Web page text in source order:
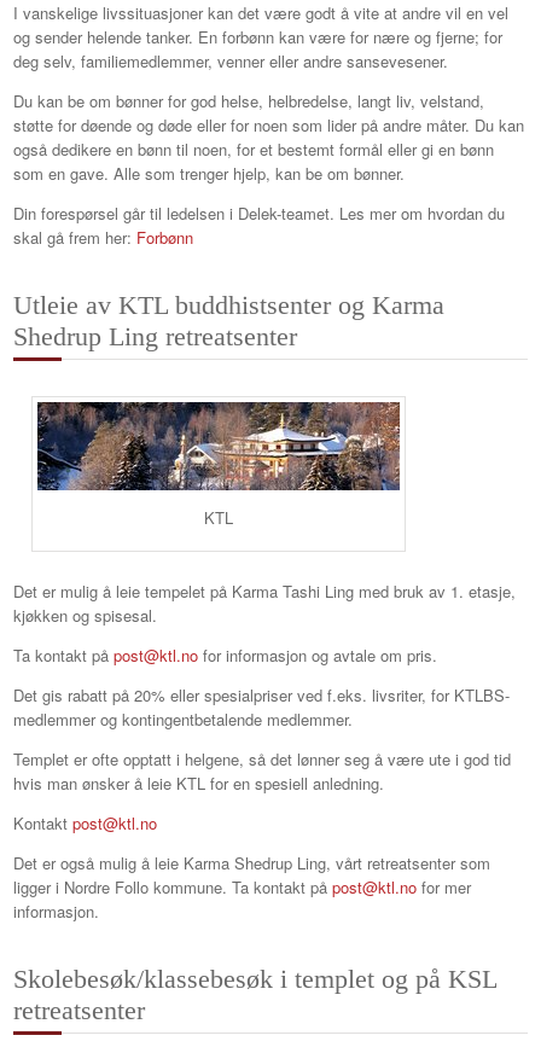
I vanskelige livssituasjoner kan det være godt å vite at andre vil en vel
og sender helende tanker. En forbønn kan være for nære og fjerne; for
deg selv, familiemedlemmer, venner eller andre sansevesener.
Du kan be om bønner for god helse, helbredelse, langt liv, velstand,
støtte for døende og døde eller for noen som lider på andre måter. Du kan
også dedikere en bønn til noen, for et bestemt formål eller gi en bønn
som en gave. Alle som trenger hjelp, kan be om bønner.
Din forespørsel går til ledelsen i Delek-teamet. Les mer om hvordan du
skal gå frem her: Forbønn
Utleie av KTL buddhistsenter og Karma
Shedrup Ling retreatsenter
KTL
Det er mulig å leie tempelet på Karma Tashi Ling med bruk av 1. etasje,
kjøkken og spisesal.
Ta kontakt påpost@ktl.no for informasjon og avtale om pris.
Det gis rabatt på 20% eller spesialpriser ved f.eks. livsriter, for KTLBS-
medlemmer og kontingentbetalende medlemmer.
Templet er ofte opptatt i helgene, så det lønner seg å være ute i god tid
hvis man ønsker å leie KTL for en spesiell anledning.
Kontaktpost@ktl.no
Det er også mulig å leie Karma Shedrup Ling, vårt retreatsenter som
ligger i Nordre Follo kommune. Ta kontakt påpost@ktl.no for mer
informasjon.
Skolebesøk/klassebesøk i templet og på KSL
retreatsenter